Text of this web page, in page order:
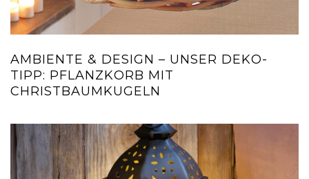
AMBIENTE & DESIGN – UNSER DEKO-
TIPP: PFLANZKORB MIT
CHRISTBAUMKUGELN